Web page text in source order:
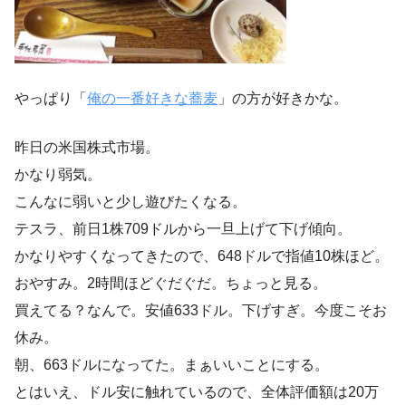
やっぱり「 俺の一番好きな蕎麦 」の方が好きかな。
昨日の米国株式市場。
かなり弱気。
こんなに弱いと少し遊びたくなる。
テスラ、前日1株709ドルから一旦上げて下げ傾向。
かなりやすくなってきたので、648ドルで指値10株ほど。
おやすみ。2時間ほどぐだぐだ。ちょっと見る。
買えてる？なんで。安値633ドル。下げすぎ。今度こそお
休み。
朝、663ドルになってた。まぁいいことにする。
とはいえ、ドル安に触れているので、全体評価額は20万